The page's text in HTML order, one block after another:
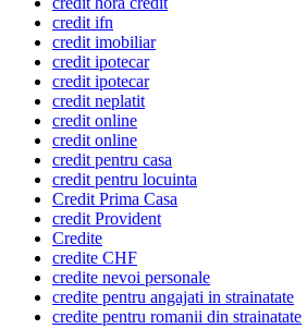
credit ifn
credit imobiliar
credit ipotecar
credit ipotecar
credit neplatit
credit online
credit online
credit pentru casa
credit pentru locuinta
Credit Prima Casa
credit Provident
Credite
credite CHF
credite nevoi personale
credite pentru angajati in strainatate
credite pentru romanii din strainatate